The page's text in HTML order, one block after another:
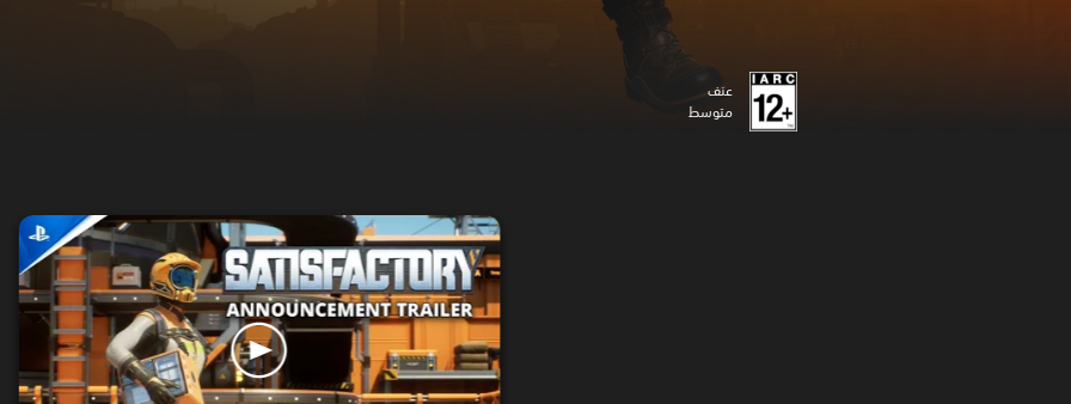
عنف
متوسط